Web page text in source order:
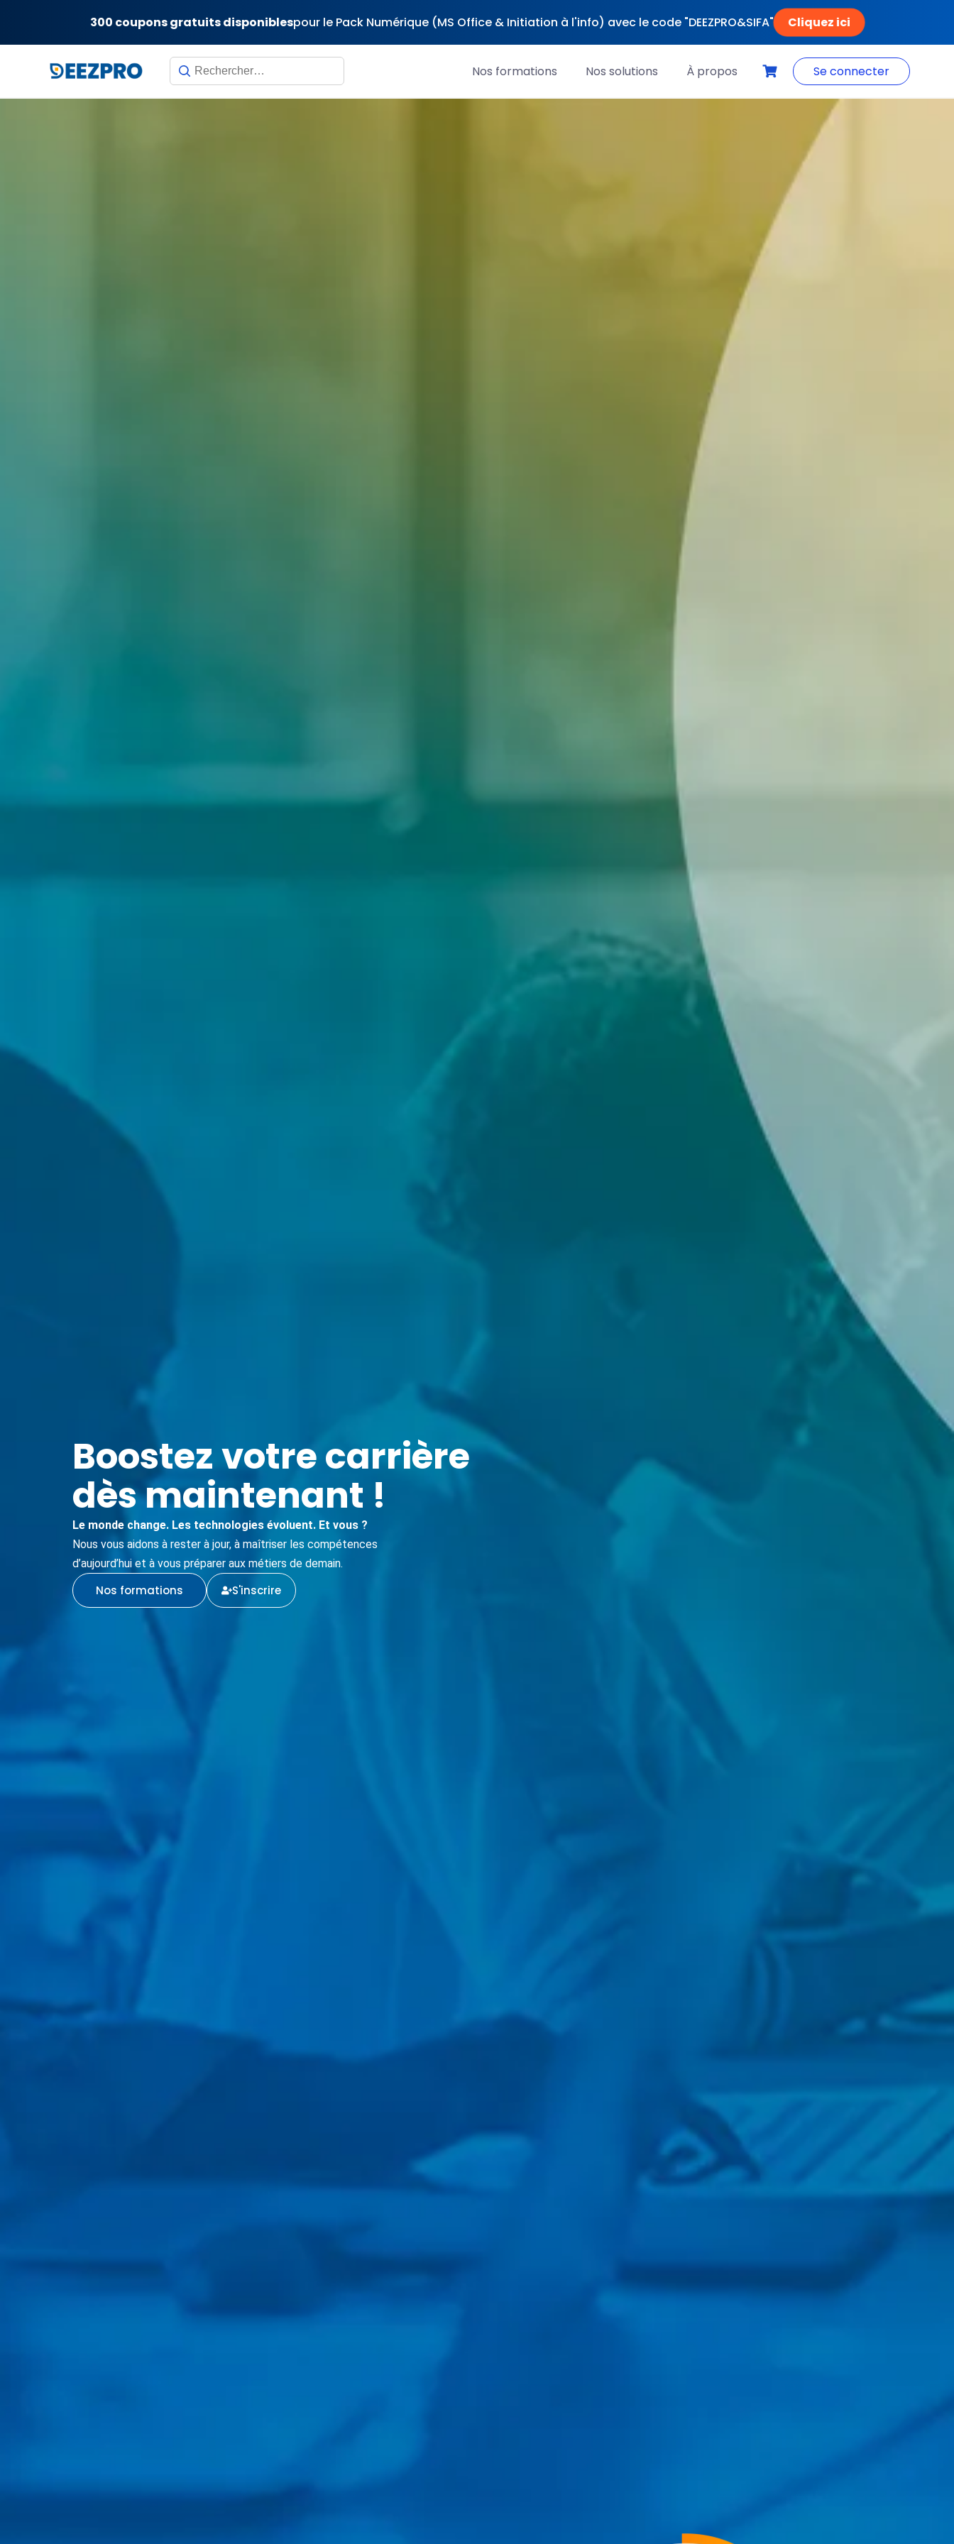
300 coupons gratuits disponiblespour le Pack Numérique (MS Office & Initiation à l'info) avec le code "DEEZPRO&SIFA" Cliquez ici
Nos formations Nos solutions À propos Se connecter
Boostez votre carrière
dès maintenant !
Le monde change. Les technologies évoluent. Et vous ?
Nous vous aidons à rester à jour, à maîtriser les compétences
d’aujourd’hui et à vous préparer aux métiers de demain.
Nos formations S'inscrire